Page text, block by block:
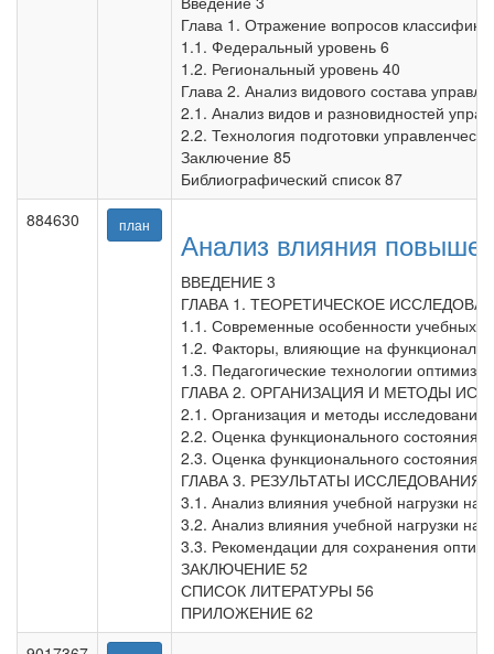
Глава 1. Отражение вопросов
1.1. Федеральный уровень 6
1.2. Региональный уровень 40
Глава 2. Анализ видового состава
2.1. Анализ видов и разновидностей
2.2. Технология подготовки
Заключение 85
Библиографический список 87
884630
план
Анализ влияния
ВВЕДЕНИЕ 3
ГЛАВА 1. ТЕОРЕТИЧЕСКОЕ
1.1. Современные особенности учебных
1.2. Факторы, влияющие на
1.3. Педагогические технологии
ГЛАВА 2. ОРГАНИЗАЦИЯ И МЕТОДЫ
2.1. Организация и методы исследования
2.2. Оценка функционального состояния
2.3. Оценка функционального состояния
ГЛАВА 3. РЕЗУЛЬТАТЫ ИССЛЕДОВАНИЯ
3.1. Анализ влияния учебной нагрузки на
3.2. Анализ влияния учебной нагрузки на
3.3. Рекомендации для сохранения
ЗАКЛЮЧЕНИЕ 52
СПИСОК ЛИТЕРАТУРЫ 56
ПРИЛОЖЕНИЕ 62